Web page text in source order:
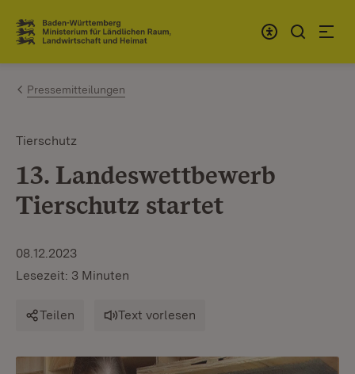
Zum Inhalt springen
Link zur Startseite
Pressemitteilungen
Tierschutz
13. Landeswettbewerb
Tierschutz startet
08.12.2023
Lesezeit: 3 Minuten
Teilen Text vorlesen